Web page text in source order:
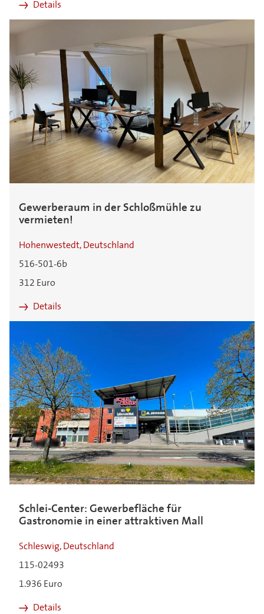
Details
Gewerberaum in der Schloßmühle zu
vermieten!
Hohenwestedt, Deutschland
516-501-6b
312 Euro
Details
Schlei-Center: Gewerbefläche für
Gastronomie in einer attraktiven Mall
Schleswig, Deutschland
115-02493
1.936 Euro
Details